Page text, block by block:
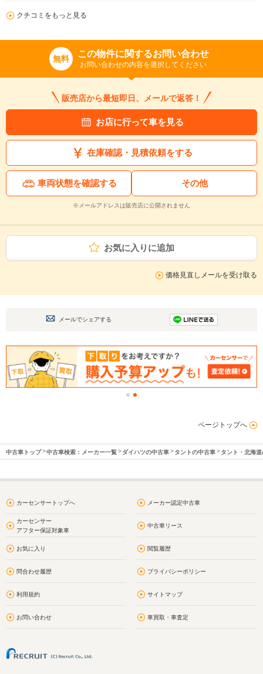
クチコミをもっと見る
無料 この物件に関するお問い合わせ
お問い合わせの内容を選択してください
販売店から最短即日、メールで返答！
お店に行って車を見る
在庫確認・見積依頼をする
車両状態を確認する その他
※メールアドレスは販売店に公開されません
お気に入りに追加
価格見直しメールを受け取る
メールでシェアする
ページトップへ
中古車トップ 中古車検索：メーカー一覧 ダイハツの中古車 タントの中古車 タント・北海
カーセンサートップへ メーカー認定中古車
カーセンサー
アフター保証対象車
中古車リース
お気に入り 閲覧履歴
問合わせ履歴 プライバシーポリシー
利用規約 サイトマップ
お問い合わせ 車買取・車査定